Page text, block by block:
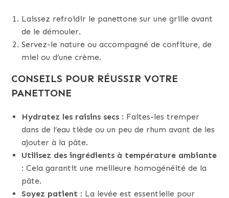
Laissez refroidir le panettone sur une grille avant
de le démouler.
Servez-le nature ou accompagné de confiture, de
miel ou d’une crème.
CONSEILS POUR RÉUSSIR VOTRE
PANETTONE
Hydratez les raisins secs : Faites-les tremper
dans de l’eau tiède ou un peu de rhum avant de les
ajouter à la pâte.
Utilisez des ingrédients à température ambiante
: Cela garantit une meilleure homogénéité de la
pâte.
Soyez patient : La levée est essentielle pour